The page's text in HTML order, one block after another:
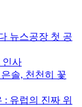
뉴스공장 첫 공
인사
솔, 천천히 꽃
: 유럽의 진짜 위